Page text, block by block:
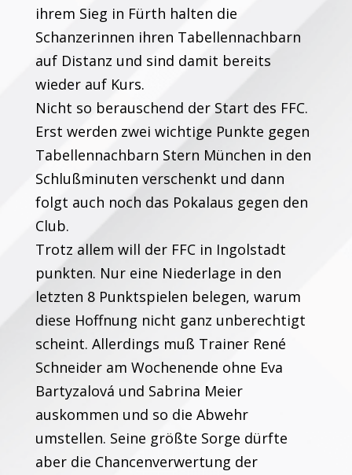
ihrem Sieg in Fürth halten die
Schanzerinnen ihren Tabellennachbarn
auf Distanz und sind damit bereits
wieder auf Kurs.
Nicht so berauschend der Start des FFC.
Erst werden zwei wichtige Punkte gegen
Tabellennachbarn Stern München in den
Schlußminuten verschenkt und dann
folgt auch noch das Pokalaus gegen den
Club.
Trotz allem will der FFC in Ingolstadt
punkten. Nur eine Niederlage in den
letzten 8 Punktspielen belegen, warum
diese Hoffnung nicht ganz unberechtigt
scheint. Allerdings muß Trainer René
Schneider am Wochenende ohne Eva
Bartyzalová und Sabrina Meier
auskommen und so die Abwehr
umstellen. Seine größte Sorge dürfte
aber die Chancenverwertung der